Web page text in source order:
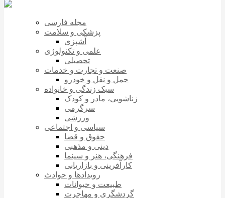
مجله فارسی
پزشکی و سلامت
آشپزی
علمی و تکنولوژی
تحصیلی
صنعت و تجارت و خدمات
حمل و نقل و خودرو
سبک زندگی و خانواده
زناشویی، مادر و کودک
سرگرمی
ورزشی
سیاسی و اجتماعی
حقوق و قضا
دینی و مذهبی
فرهنگی، هنر و سینما
کارآفرینی و بازاریابی
رویدادها و حوادث
طبیعت و حیوانات
گردشگری و مهاجرت